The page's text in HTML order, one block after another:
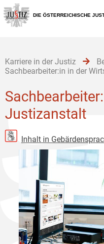
Zur
Hauptnavigation
[1]
Zum
Inhalt
[2]
Zum
Untermenü
[3]
DIE ÖSTERREICHISCHE
Karriere in der Justiz
Sachbearbeiter:in in der
Justizanstalt
Inhalt in